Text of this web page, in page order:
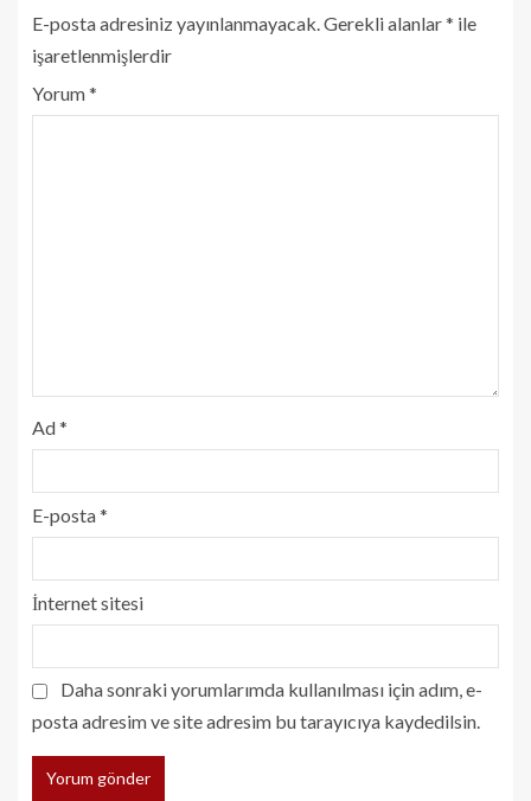
E-posta adresiniz yayınlanmayacak. Gerekli alanlar* ile
işaretlenmişlerdir
Yorum*
Ad*
E-posta*
İnternet sitesi
Daha sonraki yorumlarımda kullanılması için adım, e-
posta adresim ve site adresim bu tarayıcıya kaydedilsin.